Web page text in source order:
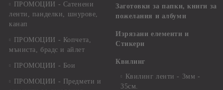
ПРОМОЦИИ - Сатенени
ленти, панделки, шнурове,
канап
ПРОМОЦИИ - Копчета,
мъниста, брадс и айлет
ПРОМОЦИИ - Бои
ПРОМОЦИИ - Предмети и
Заготовки за папки, книги за
пожелания и албуми
Изрязани елементи и
Стикери
Квилинг
Квилинг ленти - 3мм -
35см.